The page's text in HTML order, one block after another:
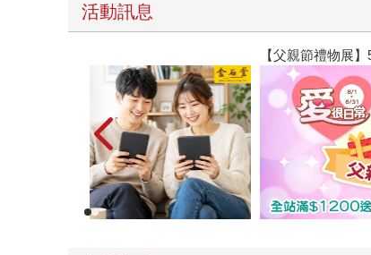
活動訊息
【父親節禮物展】5折起，滿888送88點金幣